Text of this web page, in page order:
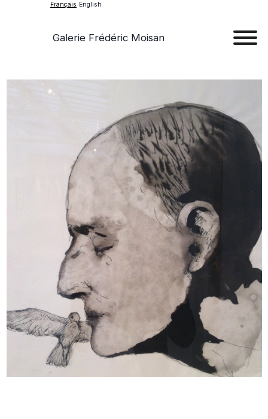
Français English
Galerie Frédéric Moisan